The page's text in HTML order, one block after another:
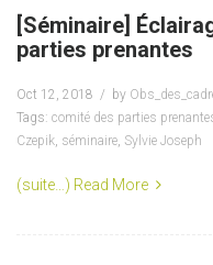
[Séminaire]
parties prenantes
Oct 12, 2018 by
Tags: comité des parties
Czepik, séminaire, Sylvie Joseph
(suite…) Read More